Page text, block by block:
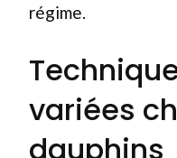
régime.
variées
dauphins